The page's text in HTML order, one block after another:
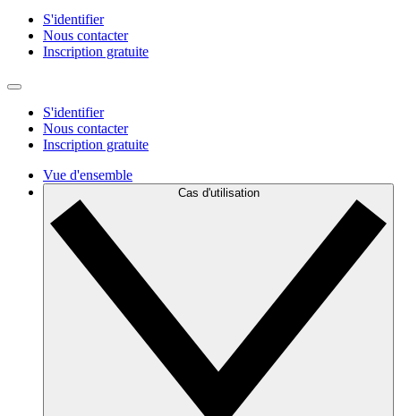
S'identifier
Nous contacter
Inscription gratuite
S'identifier
Nous contacter
Inscription gratuite
Vue d'ensemble
Cas d'utilisation